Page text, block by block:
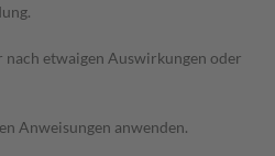
etwaigen Auswirkungen oder
Anweisungen anwenden.